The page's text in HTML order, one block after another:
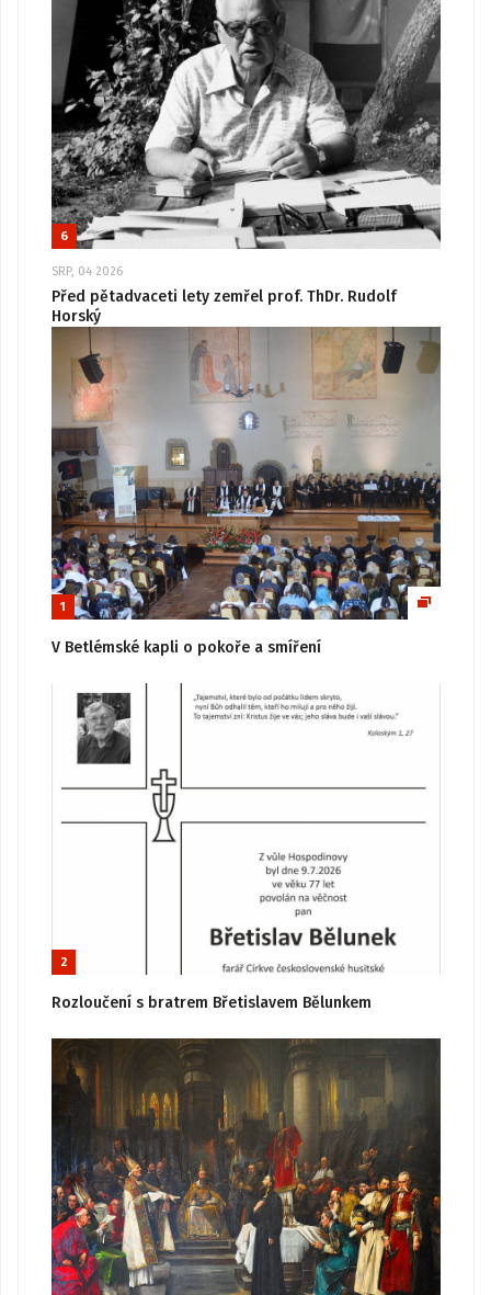
6
SRP, 04 2026
Před pětadvaceti lety zemřel prof. ThDr. Rudolf
Horský
1
V Betlémské kapli o pokoře a smíření
2
Rozloučení s bratrem Břetislavem Bělunkem